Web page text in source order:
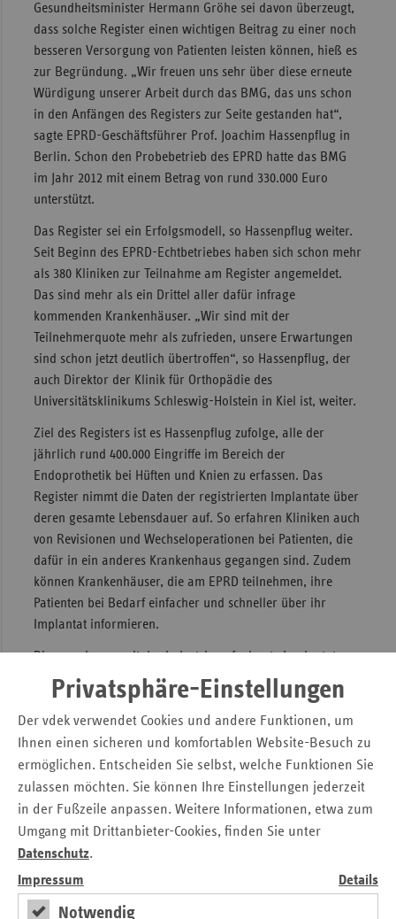
Privatsphäre-Einstellungen
Der vdek verwendet Cookies und andere Funktionen, um
Ihnen einen sicheren und komfortablen Website-Besuch zu
ermöglichen. Entscheiden Sie selbst, welche Funktionen Sie
zulassen möchten. Sie können Ihre Einstellungen jederzeit
in der Fußzeile anpassen. Weitere Informationen, etwa zum
Umgang mit Drittanbieter-Cookies, finden Sie unter
Datenschutz.
Impressum
Details
Notwendig
Gesundheitsminister Hermann Gröhe sei davon überzeugt,
dass solche Register einen wichtigen Beitrag zu einer noch
besseren Versorgung von Patienten leisten können, hieß es
zur Begründung. „Wir freuen uns sehr über diese erneute
Würdigung unserer Arbeit durch das BMG, das uns schon
in den Anfängen des Registers zur Seite gestanden hat“,
sagte EPRD-Geschäftsführer Prof. Joachim Hassenpflug in
Berlin. Schon den Probebetrieb des EPRD hatte das BMG
im Jahr 2012 mit einem Betrag von rund 330.000 Euro
unterstützt.
Das Register sei ein Erfolgsmodell, so Hassenpflug weiter.
Seit Beginn des EPRD-Echtbetriebes haben sich schon mehr
als 380 Kliniken zur Teilnahme am Register angemeldet.
Das sind mehr als ein Drittel aller dafür infrage
kommenden Krankenhäuser. „Wir sind mit der
Teilnehmerquote mehr als zufrieden, unsere Erwartungen
sind schon jetzt deutlich übertroffen“, so Hassenpflug, der
auch Direktor der Klinik für Orthopädie des
Universitätsklinikums Schleswig-Holstein in Kiel ist, weiter.
Ziel des Registers ist es Hassenpflug zufolge, alle der
jährlich rund 400.000 Eingriffe im Bereich der
Endoprothetik bei Hüften und Knien zu erfassen. Das
Register nimmt die Daten der registrierten Implantate über
deren gesamte Lebensdauer auf. So erfahren Kliniken auch
von Revisionen und Wechseloperationen bei Patienten, die
dafür in ein anderes Krankenhaus gegangen sind. Zudem
können Krankenhäuser, die am EPRD teilnehmen, ihre
Patienten bei Bedarf einfacher und schneller über ihr
Implantat informieren.
Die gemeinsam mit der Industrie aufgebaute Implantat-
Datenbank umfasst Informationen für mehr als 38.000
Einzelteile. Diese werden ergänzt durch Informationen zu
Operationsverfahren und -anlässen sowie durch von den
Krankenkassen gelieferte Patientenmerkmale wie Alter,
Geschlecht und Vorerkrankungen. Der Schutz der
Patientendaten ist gleichwohl gewährleistet.
Beim EPRD arbeiten ganz unterschiedliche Akteure
zusammen. Ärzte, Wissenschaft, Industrie und
Krankenkassen ziehen beim Endoprothesenregister an
einem Strang. Finanziell, organisatorisch und mit Know-
how wird das EPRD vom Verband der Ersatzkassen e.V.